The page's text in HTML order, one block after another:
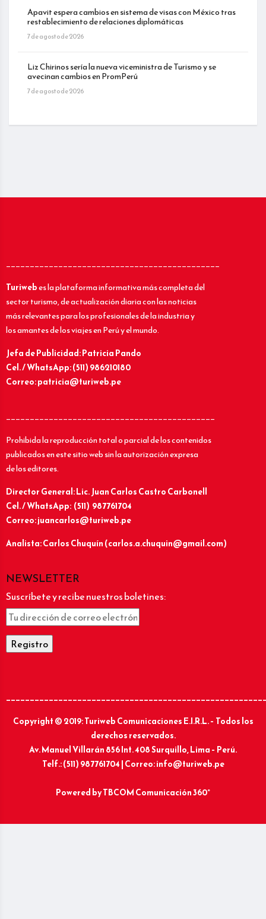
Apavit espera cambios en sistema de visas con México tras
restablecimiento de relaciones diplomáticas
7 de agosto de 2026
Liz Chirinos sería la nueva viceministra de Turismo y se
avecinan cambios en PromPerú
7 de agosto de 2026
_____________________________________________
Turiwebes la plataforma informativa más completa del
sector turismo, de actualización diaria con las noticias
más relevantes para los profesionales de la industria y
los amantes de los viajes en Perú y el mundo.
Jefa de Publicidad: Patricia Pando
Cel. / WhatsApp: (511) 986210180
Correo: patricia@turiweb.pe
____________________________________________
Prohibida la reproducción total o parcial de los contenidos
publicados en este sitio web sin la autorización expresa
de los editores.
Director General: Lic.Juan Carlos Castro Carbonell
Cel. / WhatsApp: (511) 987761704
Correo: juancarlos@turiweb.pe
Analista: Carlos Chuquín (carlos.a.chuquin@gmail.com)
NEWSLETTER
Suscríbete y recibe nuestros boletines:
Copyright © 2019: Turiweb Comunicaciones E.I.R.L. – Todos los
derechos reservados.
Av. Manuel Villarán 856 Int. 408 Surquillo, Lima – Perú.
Telf.: (511) 987761704 | Correo: info@turiweb.pe
Powered byTBCOM Comunicación 360°